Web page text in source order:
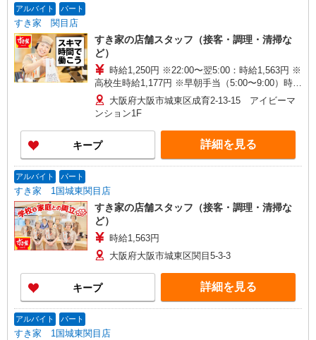
アルバイト パート
すき家 関目店
すき家の店舗スタッフ（接客・調理・清掃な
ど）
時給1,250円 ※22:00〜翌5:00：時給1,563円 ※
高校生時給1,177円 ※早朝手当（5:00〜9:00）時給
＋150円大阪府大阪市城東区成育2-13-15 アイビーマ
ンション1F
キープ 詳細を見る
アルバイト パート
すき家 1国城東関目店
すき家の店舗スタッフ（接客・調理・清掃な
ど）
時給1,563円
大阪府大阪市城東区関目5-3-3
キープ 詳細を見る
アルバイト パート
すき家 1国城東関目店